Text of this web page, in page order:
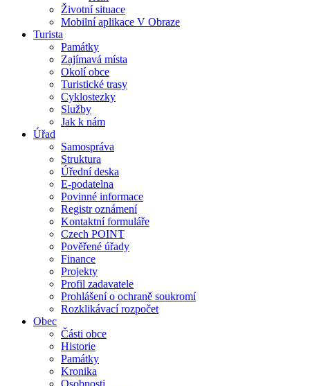
Životní situace
Mobilní aplikace V Obraze
Turista
Památky
Zajímavá místa
Okolí obce
Turistické trasy
Cyklostezky
Služby
Jak k nám
Úřad
Samospráva
Struktura
Úřední deska
E-podatelna
Povinné informace
Registr oznámení
Kontaktní formuláře
Czech POINT
Pověřené úřady
Finance
Projekty
Profil zadavatele
Prohlášení o ochraně soukromí
Rozklikávací rozpočet
Obec
Části obce
Historie
Památky
Kronika
Osobnosti